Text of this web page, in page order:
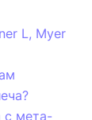
L, Myer
с мета-